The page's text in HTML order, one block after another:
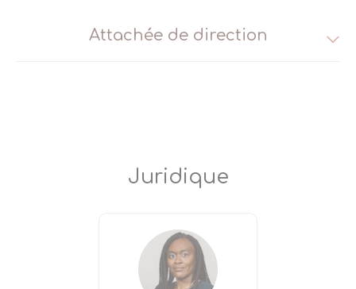
Attachée de direction
Juridique